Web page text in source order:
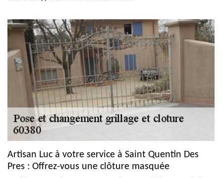
Artisan Luc à votre service à Saint Quentin Des
Pres : Offrez-vous une clôture masquée